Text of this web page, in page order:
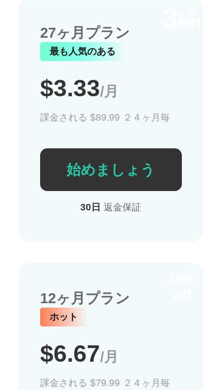
27ヶ月プラン
最も人気のある
$3.33/月
課金される $89.99 ２４ヶ月毎
始めましょう
30日 返金保証
12ヶ月プラン
ホット
$6.67/月
課金される $79.99 ２４ヶ月毎